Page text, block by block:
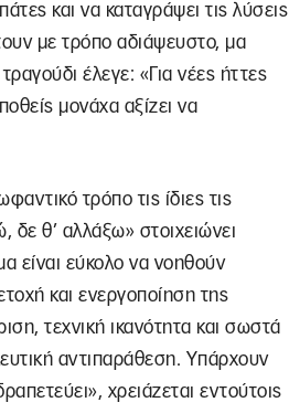
και να καταγράψει τις λύσεις
με τρόπο αδιάψευστο, μα
έλεγε: «Για νέες ήττες
μονάχα αξίζει να
τρόπο τις ίδιες τις
δε θ’ αλλάξω» στοιχειώνει
είναι εύκολο να νοηθούν
και ενεργοποίηση της
τεχνική ικανότητα και σωστά
αντιπαράθεση. Υπάρχουν
χρειάζεται εντούτοις